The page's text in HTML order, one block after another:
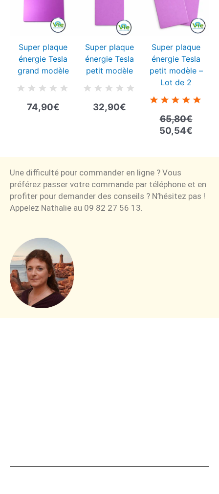
Super plaque
énergie Tesla
grand modèle
74,90€
Super plaque
énergie Tesla
petit modèle
32,90€
Super plaque
énergie Tesla
petit modèle –
Lot de 2
65,80€
65,80€.
50,54€
est :
Une difficulté pour commander en ligne ? Vous
préférez passer votre commande par téléphone et en
profiter pour demander des conseils ? N’hésitez pas !
Appelez Nathalie au 09 82 27 56 13.